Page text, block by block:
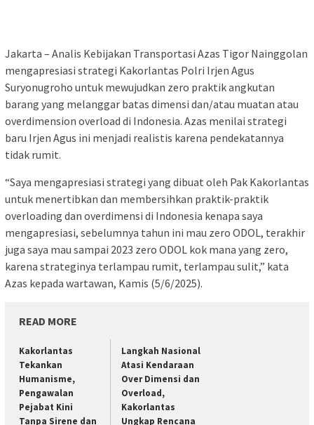
Jakarta – Analis Kebijakan Transportasi Azas Tigor Nainggolan
mengapresiasi strategi Kakorlantas Polri Irjen Agus
Suryonugroho untuk mewujudkan zero praktik angkutan
barang yang melanggar batas dimensi dan/atau muatan atau
overdimension overload di Indonesia. Azas menilai strategi
baru Irjen Agus ini menjadi realistis karena pendekatannya
tidak rumit.
“Saya mengapresiasi strategi yang dibuat oleh Pak Kakorlantas
untuk menertibkan dan membersihkan praktik-praktik
overloading dan overdimensi di Indonesia kenapa saya
mengapresiasi, sebelumnya tahun ini mau zero ODOL, terakhir
juga saya mau sampai 2023 zero ODOL kok mana yang zero,
karena strateginya terlampau rumit, terlampau sulit,” kata
Azas kepada wartawan, Kamis (5/6/2025).
READ MORE
Kakorlantas
Tekankan
Humanisme,
Pengawalan
Pejabat Kini
Tanpa Sirene dan
Langkah Nasional
Atasi Kendaraan
Over Dimensi dan
Overload,
Kakorlantas
Ungkap Rencana